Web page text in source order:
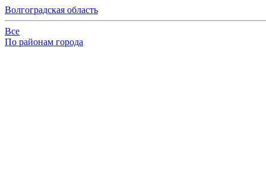
Волгоградская область
Все
По районам города